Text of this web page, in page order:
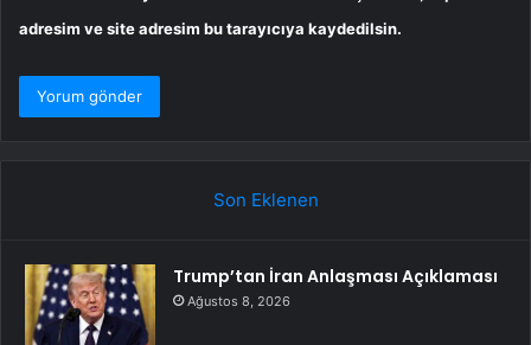
adresim ve site adresim bu tarayıcıya kaydedilsin.
Son Eklenen
Trump’tan İran Anlaşması Açıklaması
Ağustos 8, 2026